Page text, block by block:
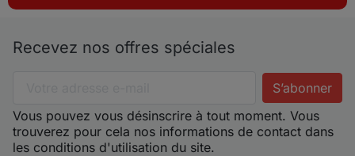
Recevez nos offres spéciales
Vous pouvez vous désinscrire à tout moment. Vous
trouverez pour cela nos informations de contact dans
les conditions d'utilisation du site.